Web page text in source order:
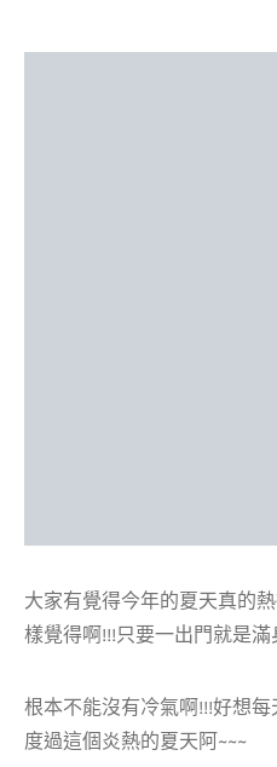
大家有覺得今年的夏天真的
樣覺得啊!!!只要一出門就是滿
根本不能沒有冷氣啊!!!好想
度過這個炎熱的夏天阿~~~